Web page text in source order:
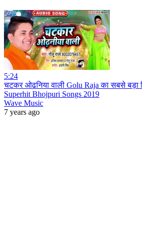
5:24
चटकर ओढनिया वाली Golu Raja का सबसे बड़ा
Superhit Bhojpuri Songs 2019
Wave Music
7 years ago